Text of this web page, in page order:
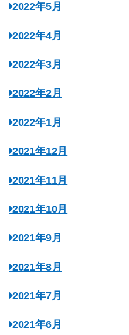
2022年5月
2022年4月
2022年3月
2022年2月
2022年1月
2021年12月
2021年11月
2021年10月
2021年9月
2021年8月
2021年7月
2021年6月